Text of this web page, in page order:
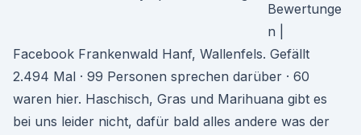
Bewertunge
n |
Facebook Frankenwald Hanf, Wallenfels. Gefällt
2.494 Mal · 99 Personen sprechen darüber · 60
waren hier. Haschisch, Gras und Marihuana gibt es
bei uns leider nicht, dafür bald alles andere was der